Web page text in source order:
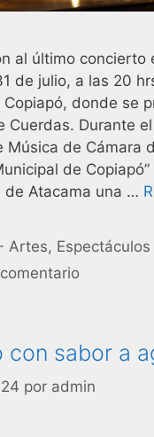
al último concierto
de julio, a las 20
Copiapó, donde se
Cuerdas. Durante
Música de Cámara
de
de Atacama una …
Artes, Espectáculos
con sabor a
por admin